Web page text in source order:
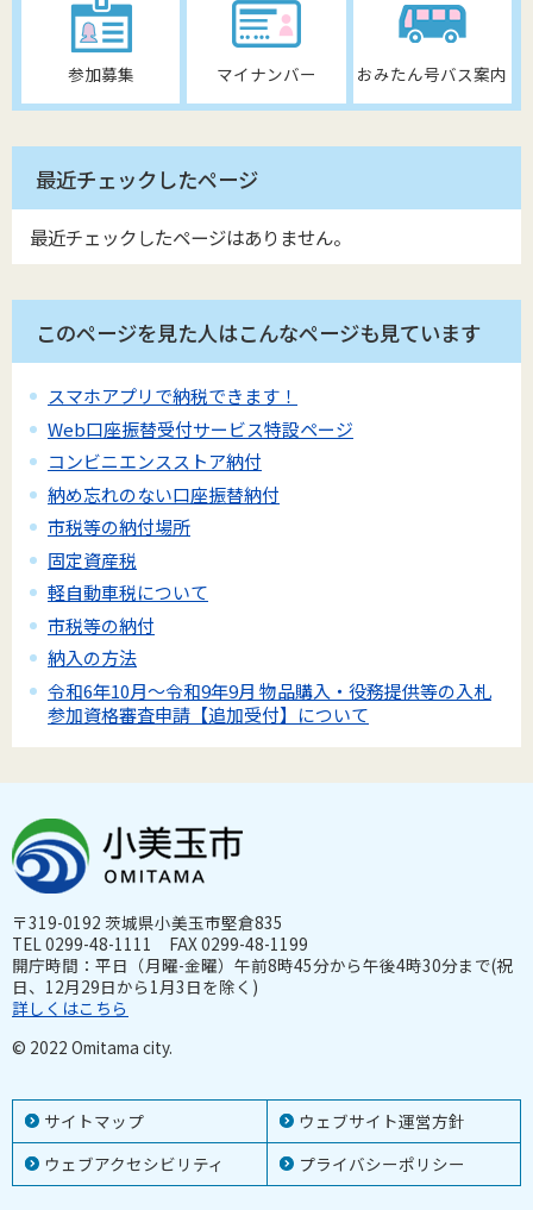
参加募集 マイナンバー おみたん号バス案内
最近チェックしたページ
最近チェックしたページはありません。
このページを見た人はこんなページも見ています
スマホアプリで納税できます！
Web口座振替受付サービス特設ページ
コンビニエンスストア納付
納め忘れのない口座振替納付
市税等の納付場所
固定資産税
軽自動車税について
市税等の納付
納入の方法
令和6年10月～令和9年9月 物品購入・役務提供等の入札
参加資格審査申請【追加受付】について
サイトマップ
ウェブサイト運営方針
ウェブアクセシビリティ
プライバシーポリシー
〒319-0192 茨城県小美玉市堅倉835
TEL 0299-48-1111 FAX 0299-48-1199
開庁時間：平日（月曜-金曜）午前8時45分から午後4時30分まで(祝
日、12月29日から1月3日を除く)
詳しくはこちら
© 2022 Omitama city.